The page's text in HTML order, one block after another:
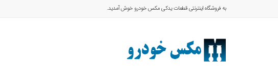
به فروشگاه اینترنتی قطعات یدکی مکس خودرو خوش آمدید.